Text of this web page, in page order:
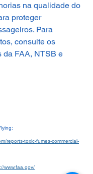
na qualidade do
proteger
Para
consulte os
da FAA, NTSB e
reports-toxic-fumes-commercial-
www.faa.gov/